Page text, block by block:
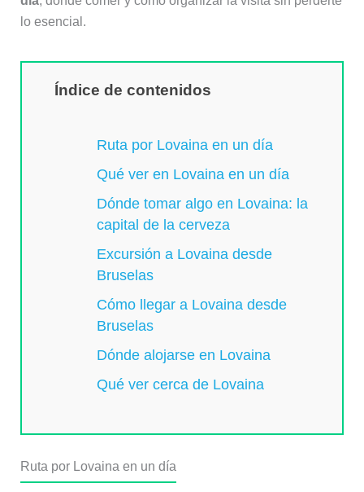
lo esencial.
Índice de contenidos
Ruta por Lovaina en un día
Qué ver en Lovaina en un día
Dónde tomar algo en Lovaina: la
capital de la cerveza
Excursión a Lovaina desde
Bruselas
Cómo llegar a Lovaina desde
Bruselas
Dónde alojarse en Lovaina
Qué ver cerca de Lovaina
Ruta por Lovaina en un día